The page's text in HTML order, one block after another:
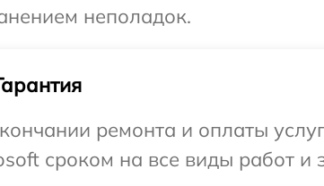
неполадок.
ремонта и оплаты
сроком на все виды работ и